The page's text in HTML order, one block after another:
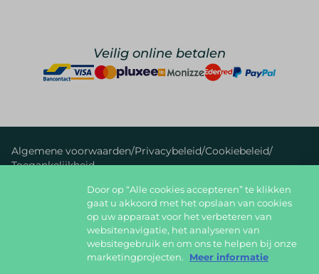
Veilig online betalen
Algemene voorwaarden/Privacybeleid/Cookiebeleid/
Toegankelijkheid
foodlover@foodbag.be 09 298 05 10
Deel jouw gerechten op
Door op “Alle cookies accepteren” te klikken
gaat u akkoord met het opslaan van cookies
op uw apparaat voor het verbeteren van
websitenavigatie, het analyseren van
websitegebruik en om ons te helpen bij onze
marketingprojecten.
Meer informatie